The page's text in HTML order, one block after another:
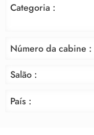
Categoria :
Número da cabine :
Salão :
País :